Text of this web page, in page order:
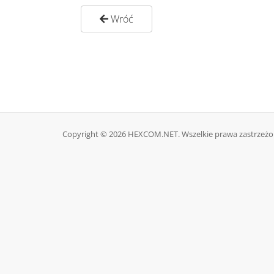
Wróć
Copyright © 2026 HEXCOM.NET. Wszelkie prawa